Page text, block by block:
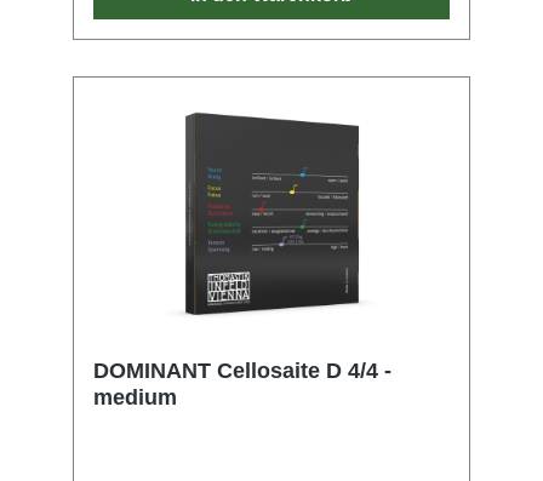
DOMINANT Cellosaite D 4/4 -
medium